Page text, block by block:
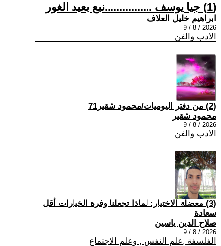
(1) جيا يوسف ................نبع بعيد الغور
ابراهيم خليل العلاف
2026 / 8 / 9
الادب والفن
(2) من دفتر اليوميات/محمود شقير71
محمود شقير
2026 / 8 / 9
الادب والفن
(3) معضلة الاختيار: لماذا تجعلنا وفرة الخيارات أقل
سعادة
صلاح الدين ياسين
2026 / 8 / 9
الفلسفة ,علم النفس , وعلم الاجتماع